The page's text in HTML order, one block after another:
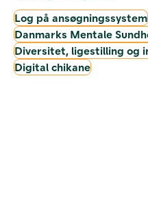
Log på ansøgningssystem
Danmarks Mentale
Diversitet, ligestilling og
Digital chikane